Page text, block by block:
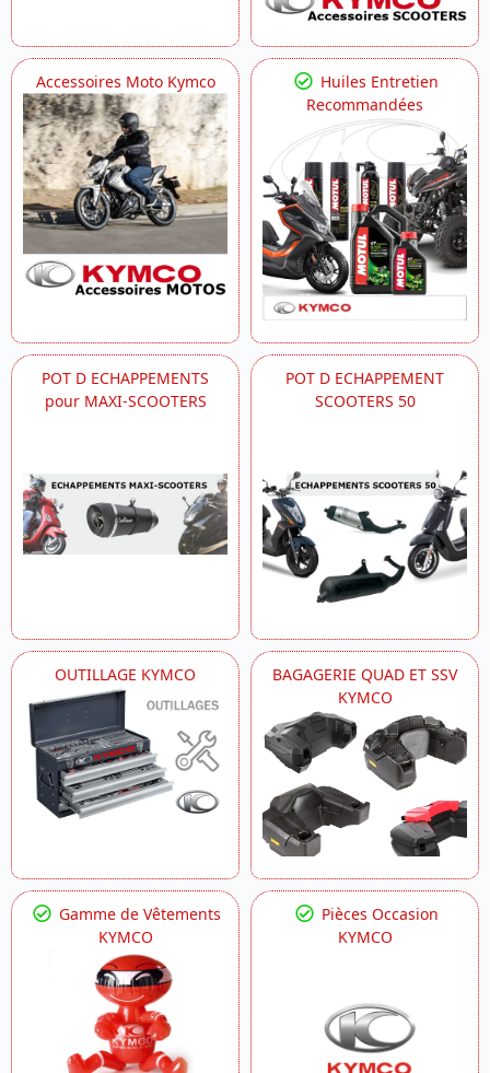
Accessoires Moto Kymco
Huiles Entretien
Recommandées
POT D ECHAPPEMENTS
pour MAXI-SCOOTERS
POT D ECHAPPEMENT
SCOOTERS 50
OUTILLAGE KYMCO
BAGAGERIE QUAD ET SSV
KYMCO
Gamme de Vêtements
KYMCO
Pièces Occasion
KYMCO